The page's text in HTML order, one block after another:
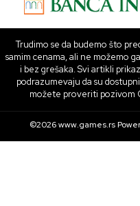
Trudimo se da budemo što
samim cenama, ali ne možemo
i bez grešaka. Svi artikli
podrazumevaju da su
možete proveriti pozivom
©2026www.games.rs